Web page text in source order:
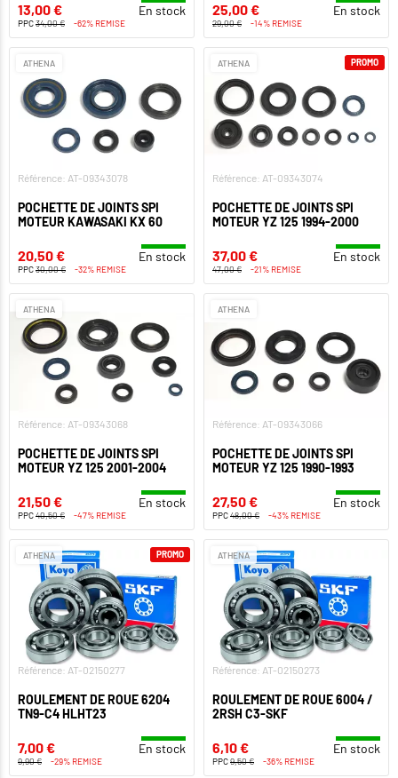
13,00 € En stock
PPC34,00 € -62% REMISE
25,00 € En stock
29,00 € -14% REMISE
ATHENA
Référence: AT-09343078
POCHETTE DE JOINTS SPI
MOTEUR KAWASAKI KX 60
20,50 € En stock
PPC30,00 € -32% REMISE
ATHENA
Référence: AT-09343074
POCHETTE DE JOINTS SPI
MOTEUR YZ 125 1994-2000
37,00 € En stock
47,00 € -21% REMISE
PROMO
ATHENA
Référence: AT-09343068
POCHETTE DE JOINTS SPI
MOTEUR YZ 125 2001-2004
21,50 € En stock
PPC40,50 € -47% REMISE
ATHENA
Référence: AT-09343066
POCHETTE DE JOINTS SPI
MOTEUR YZ 125 1990-1993
27,50 € En stock
PPC48,00 € -43% REMISE
ATHENA
Référence: AT-02150277
ROULEMENT DE ROUE 6204
TN9-C4 HLHT23
7,00 € En stock
9,90 € -29% REMISE
PROMO ATHENA
Référence: AT-02150273
ROULEMENT DE ROUE 6004 /
2RSH C3-SKF
6,10 € En stock
PPC9,50 € -36% REMISE